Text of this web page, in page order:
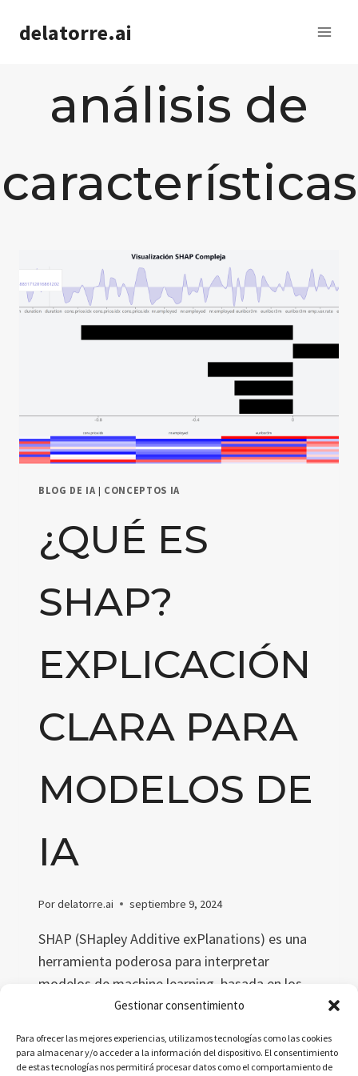
Gestionar consentimiento
Para ofrecer las mejores experiencias, utilizamos tecnologías como las cookies
para almacenar y/o acceder a la información del dispositivo. El consentimiento
de estas tecnologías nos permitirá procesar datos como el comportamiento de
delatorre.ai
análisis de
características
BLOG DE IA | CONCEPTOS IA
¿QUÉ ES
SHAP?
EXPLICACIÓN
CLARA PARA
MODELOS DE
IA
Pordelatorre.ai septiembre 9, 2024
SHAP (SHapley Additive exPlanations) es una
herramienta poderosa para interpretar
modelos de machine learning, basada en los
valores de Shapley de la teoría de juegos.
aportando transparencia en IA para sectores